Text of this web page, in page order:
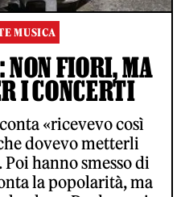
MUSICA
NON FIORI, MA
I CONCERTI
«ricevevo così
dovevo metterli
hanno smesso di
la popolarità, ma